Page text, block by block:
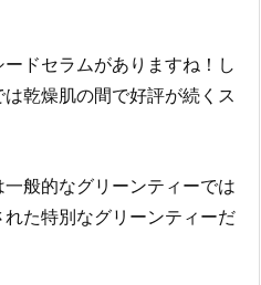
ドセラムがありますね！し
乾燥肌の間で好評が続くス
般的なグリーンティーでは
た特別なグリーンティーだ